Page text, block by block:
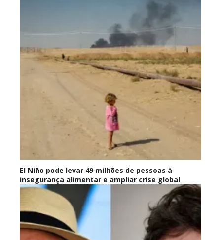
El Niño pode levar 49 milhões de pessoas à
insegurança alimentar e ampliar crise global